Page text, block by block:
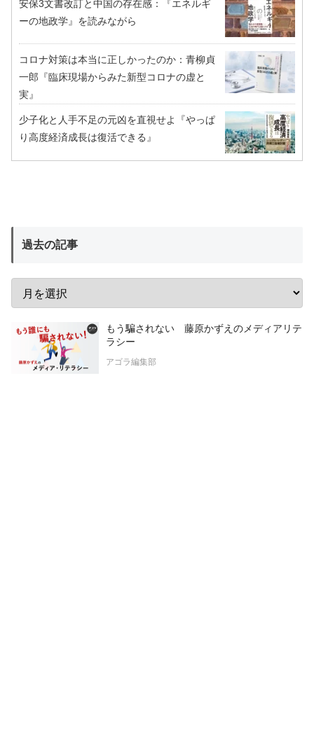
安保3文書改訂と中国の存在感：『エネルギ
ーの地政学』を読みながら
コロナ対策は本当に正しかったのか：青柳貞
一郎『臨床現場からみた新型コロナの虚と
実』
少子化と人手不足の元凶を直視せよ『やっぱ
り高度経済成長は復活できる』
過去の記事
もう騙されない 藤原かずえのメディアリテ
ラシー
アゴラ編集部